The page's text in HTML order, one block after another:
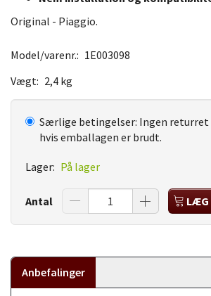
Original - Piaggio.
Model/varenr.: 1E003098
Vægt: 2,4 kg
Særlige betingelser: Ingen returret
hvis emballagen er brudt.
Lager: På lager
Antal LÆG
Anbefalinger